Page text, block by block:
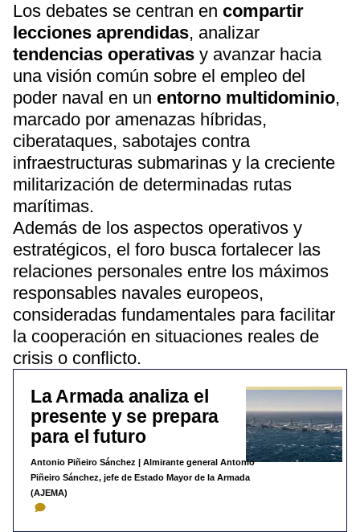
Los debates se centran en compartir
lecciones aprendidas, analizar
tendencias operativas y avanzar hacia
una visión común sobre el empleo del
poder naval en un entorno multidominio,
marcado por amenazas híbridas,
ciberataques, sabotajes contra
infraestructuras submarinas y la creciente
militarización de determinadas rutas
marítimas.
Además de los aspectos operativos y
estratégicos, el foro busca fortalecer las
relaciones personales entre los máximos
responsables navales europeos,
consideradas fundamentales para facilitar
la cooperación en situaciones reales de
crisis o conflicto.
La Armada analiza el
presente y se prepara
para el futuro
Antonio Piñeiro Sánchez | Almirante general Antonio
Piñeiro Sánchez, jefe de Estado Mayor de la Armada
(AJEMA)